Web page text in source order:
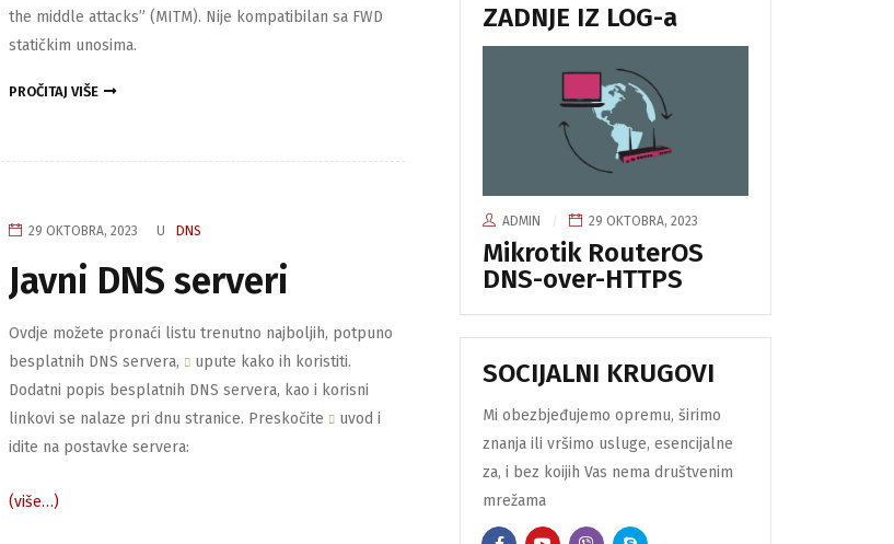
the middle attacks” (MITM). Nije kompatibilan sa FWD
statičkim unosima.
PROČITAJ VIŠE
29 OKTOBRA, 2023 U DNS
Javni DNS serveri
Ovdje možete pronaći listu trenutno najboljih, potpuno
besplatnih DNS servera,
upute kako ih koristiti.
Dodatni popis besplatnih DNS servera, kao i korisni
linkovi se nalaze pri dnu stranice. Preskočite
uvod i
idite na postavke servera:
(više…)
ZADNJE IZ LOG-a
ADMIN 29 OKTOBRA, 2023
Mikrotik RouterOS
DNS-over-HTTPS
SOCIJALNI KRUGOVI
Mi obezbjeđujemo opremu, širimo
znanja ili vršimo usluge, esencijalne
za, i bez koijih Vas nema društvenim
mrežama